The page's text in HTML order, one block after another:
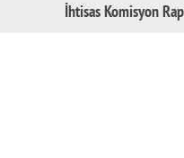
İhtisas Komisyon